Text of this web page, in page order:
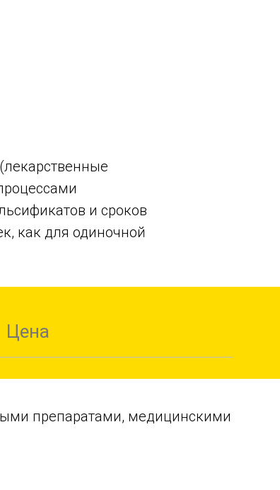
и сроков
как для одиночной
Цена
препаратами, медицинскими